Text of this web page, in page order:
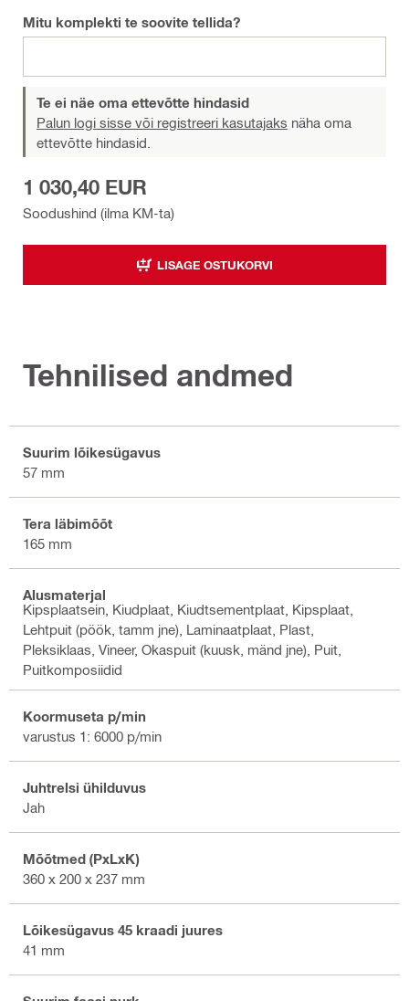
Mitu komplekti te soovite tellida?
Te ei näe oma ettevõtte hindasid
Palun logi sisse või registreeri kasutajaks näha oma
ettevõtte hindasid.
Soodushind (ilma KM-ta)
1 030,40 EUR
LISAGE OSTUKORVI
Tehnilised andmed
Suurim lõikesügavus
57 mm
Tera läbimõõt
165 mm
Alusmaterjal
Kipsplaatsein, Kiudplaat, Kiudtsementplaat, Kipsplaat,
Lehtpuit (pöök, tamm jne), Laminaatplaat, Plast,
Pleksiklaas, Vineer, Okaspuit (kuusk, mänd jne), Puit,
Puitkomposiidid
Koormuseta p/min
varustus 1: 6000 p/min
Juhtrelsi ühilduvus
Jah
Mõõtmed (PxLxK)
360 x 200 x 237 mm
Lõikesügavus 45 kraadi juures
41 mm